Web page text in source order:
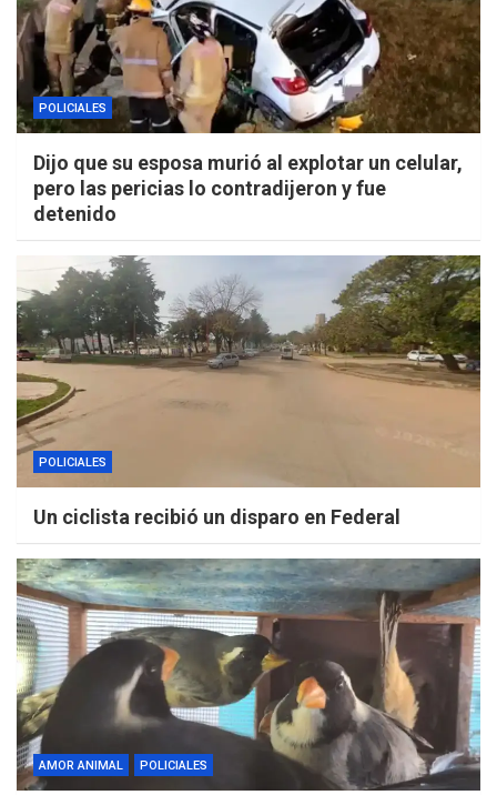
POLICIALES
Dijo que su esposa murió al explotar un celular,
pero las pericias lo contradijeron y fue
detenido
POLICIALES
Un ciclista recibió un disparo en Federal
AMOR ANIMAL POLICIALES